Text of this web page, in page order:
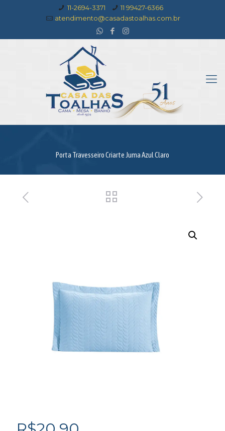
11-2694-3371
11 99427-6366
atendimento@casadastoalhas.com.br
Porta Travesseiro Criarte Juma Azul Claro